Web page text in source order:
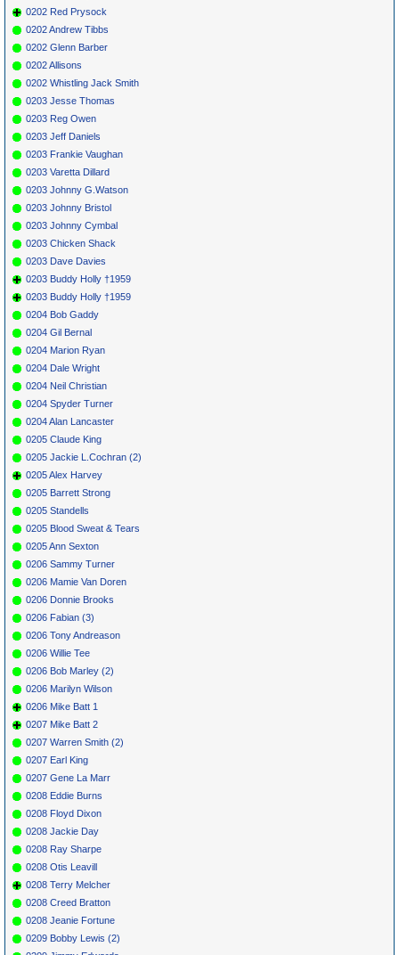
0202 Red Prysock
0202 Andrew Tibbs
0202 Glenn Barber
0202 Allisons
0202 Whistling Jack Smith
0203 Jesse Thomas
0203 Reg Owen
0203 Jeff Daniels
0203 Frankie Vaughan
0203 Varetta Dillard
0203 Johnny G.Watson
0203 Johnny Bristol
0203 Johnny Cymbal
0203 Chicken Shack
0203 Dave Davies
0203 Buddy Holly †1959
0203 Buddy Holly †1959
0204 Bob Gaddy
0204 Gil Bernal
0204 Marion Ryan
0204 Dale Wright
0204 Neil Christian
0204 Spyder Turner
0204 Alan Lancaster
0205 Claude King
0205 Jackie L.Cochran (2)
0205 Alex Harvey
0205 Barrett Strong
0205 Standells
0205 Blood Sweat & Tears
0205 Ann Sexton
0206 Sammy Turner
0206 Mamie Van Doren
0206 Donnie Brooks
0206 Fabian (3)
0206 Tony Andreason
0206 Willie Tee
0206 Bob Marley (2)
0206 Marilyn Wilson
0206 Mike Batt 1
0207 Mike Batt 2
0207 Warren Smith (2)
0207 Earl King
0207 Gene La Marr
0208 Eddie Burns
0208 Floyd Dixon
0208 Jackie Day
0208 Ray Sharpe
0208 Otis Leavill
0208 Terry Melcher
0208 Creed Bratton
0208 Jeanie Fortune
0209 Bobby Lewis (2)